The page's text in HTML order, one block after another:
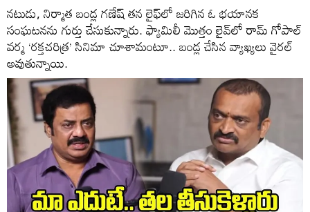
నటుడు, నిర్మాత బండ్ల గణేష్ తన లైఫ్‌లో జరిగిన ఓ భయానక
సంఘటనను గుర్తు చేసుకున్నారు. ఫ్యామిలీ మొత్తం లైవ్‌లో రామ్ గోపాల్
వర్మ ‘రక్తచరిత్ర’ సినిమా చూశామంటూ.. బండ్ల చేసిన వ్యాఖ్యలు వైరల్
అవుతున్నాయి.